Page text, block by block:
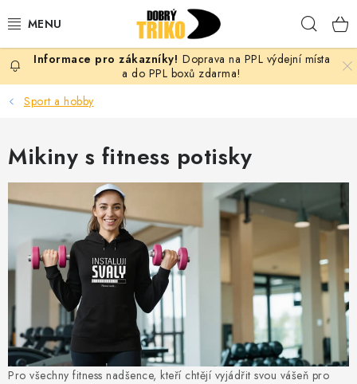
na
PRO ŽENY
PRO MUŽE
PRO DĚTI
PRO PÁRY
VLASTNÍ MOTIV
MIKINY
Doprava na PPL výdejní místa
a do PPL boxů zdarma!
Sport a hobby
Mikiny s fitness potisky
Pro všechny fitness nadšence, kteří chtějí vyjádřit svou vášeň pro